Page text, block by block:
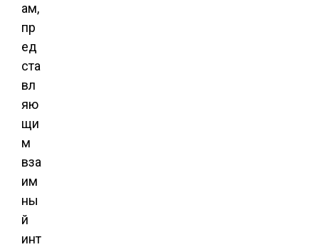
ам,
пр
ед
ста
вл
яю
щи
м
вза
им
ны
й
инт